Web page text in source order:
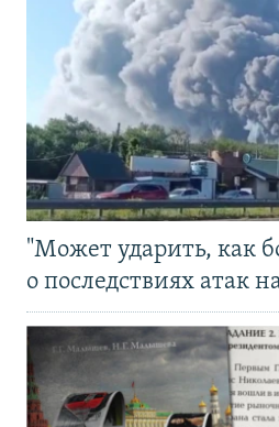
"Может ударить, как
о последствиях атак